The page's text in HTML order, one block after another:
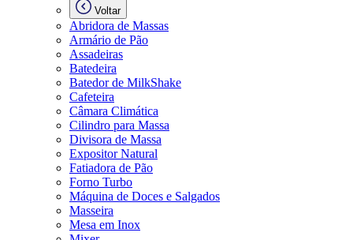
Voltar
Abridora de Massas
Armário de Pão
Assadeiras
Batedeira
Batedor de MilkShake
Cafeteira
Câmara Climática
Cilindro para Massa
Divisora de Massa
Expositor Natural
Fatiadora de Pão
Forno Turbo
Máquina de Doces e Salgados
Masseira
Mesa em Inox